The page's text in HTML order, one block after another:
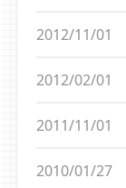
2012/11/01
2012/02/01
2011/11/01
2010/01/27